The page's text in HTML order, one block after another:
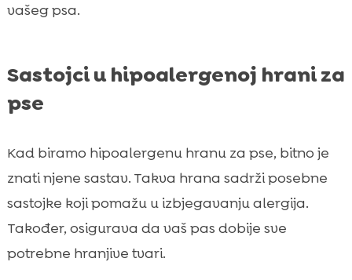
vašeg psa.
Sastojci u hipoalergenoj hrani za
pse
Kad biramo hipoalergenu hranu za pse, bitno je
znati njene sastav. Takva hrana sadrži posebne
sastojke koji pomažu u izbjegavanju alergija.
Također, osigurava da vaš pas dobije sve
potrebne hranjive tvari.